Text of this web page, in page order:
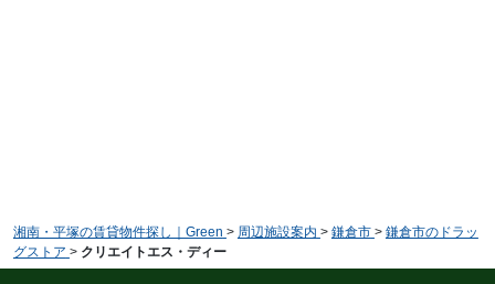
湘南・平塚の賃貸物件探し｜Green > 周辺施設案内 > 鎌倉市 > 鎌倉市のドラッ
グストア > クリエイトエス・ディー